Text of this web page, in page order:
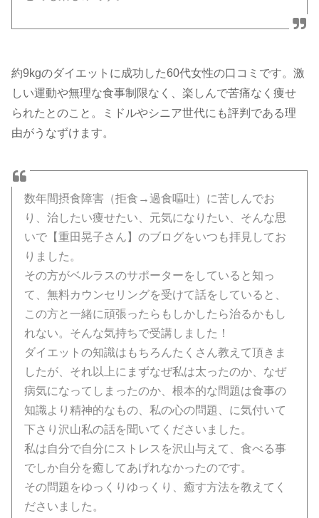
約9kgのダイエットに成功した60代女性の口コミです。激
しい運動や無理な食事制限なく、楽しんで苦痛なく痩せ
られたとのこと。ミドルやシニア世代にも評判である理
由がうなずけます。
数年間摂食障害（拒食→過食嘔吐）に苦しんでお
り、治したい痩せたい、元気になりたい、そんな思
いで【重田晃子さん】のブログをいつも拝見してお
りました。
その方がベルラスのサポーターをしていると知っ
て、無料カウンセリングを受けて話をしていると、
この方と一緒に頑張ったらもしかしたら治るかもし
れない。そんな気持ちで受講しました！
ダイエットの知識はもちろんたくさん教えて頂きま
したが、それ以上にまずなぜ私は太ったのか、なぜ
病気になってしまったのか、根本的な問題は食事の
知識より精神的なもの、私の心の問題、に気付いて
下さり沢山私の話を聞いてくださいました。
私は自分で自分にストレスを沢山与えて、食べる事
でしか自分を癒してあげれなかったのです。
その問題をゆっくりゆっくり、癒す方法を教えてく
ださいました。